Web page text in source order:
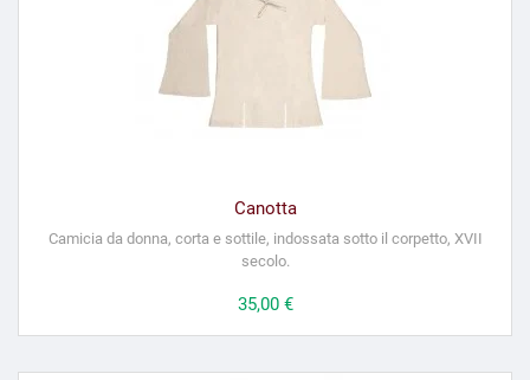
Canotta
Camicia da donna, corta e sottile, indossata sotto il corpetto, XVII
secolo.
Prezzo
35,00 €